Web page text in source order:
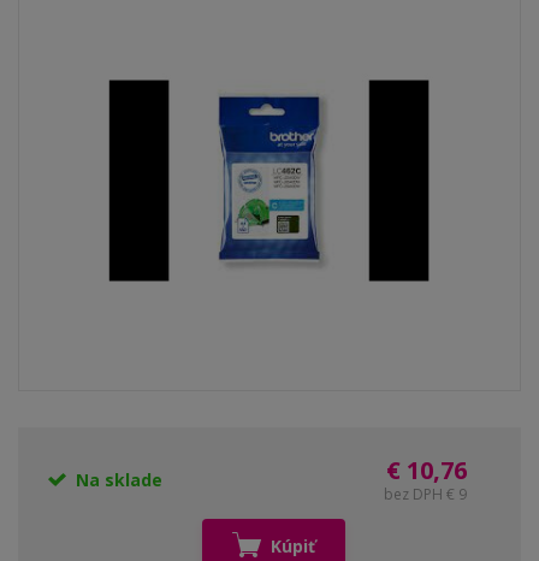
Na sklade € 10,76
bez DPH € 9
Kúpiť